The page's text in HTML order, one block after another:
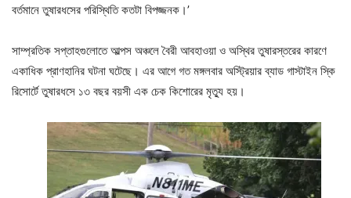
বর্তমানে তুষারধসের পরিস্থিতি কতটা বিপজ্জনক।’
সাম্প্রতিক সপ্তাহগুলোতে আল্পস অঞ্চলে বৈরী আবহাওয়া ও অস্থির তুষারস্তরের কারণে
একাধিক প্রাণহানির ঘটনা ঘটেছে। এর আগে গত মঙ্গলবার অস্ট্রিয়ার ব্যাড গাস্টাইন স্কি
রিসোর্টে তুষারধসে ১৩ বছর বয়সী এক চেক কিশোরের মৃত্যু হয়।